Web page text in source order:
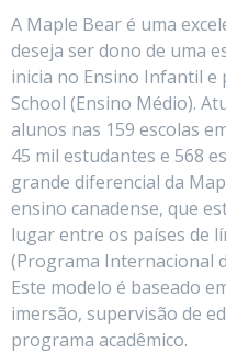
A Maple Bear é uma
deseja ser dono de uma
inicia no Ensino Infantil e
School (Ensino Médio).
alunos nas 159 escolas
45 mil estudantes e 568
grande diferencial da
ensino canadense, que
lugar entre os países de
(Programa Internacional
Este modelo é baseado
imersão, supervisão de
programa acadêmico.